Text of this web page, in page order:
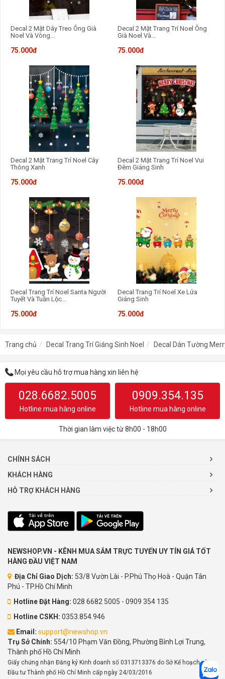
Nhà sách Newshop xin hân hạnh giới thiệu đến bạn đọc!
Decal Trang Trí Merry Christmas Và Bông Tuyết 2
Decal Trang Trí Noel Quả Châu Và Những Người Bạn
Noel
Decal Trang Trí Noel Bảng Merry Christmas Và Những
Người Bạn
Decal 2 Mặt Dây Treo Ông Già
Noel Và Vòng...
75.000đ
Decal 2 Mặt Trang Trí Noel Ông
Già Noel Và...
75.000đ
Decal 2 Mặt Trang Trí Noel Cây
Thông Xanh
75.000đ
Decal 2 Mặt Trang Trí Noel Vui
Đêm Giáng Sinh
75.000đ
Decal Trang Trí Noel Santa Người
Tuyết Và Tuần Lộc...
75.000đ
Decal Trang Trí Noel Xe Lửa
Giáng Sinh
75.000đ
Trang chủ Decal Trang Trí Giáng Sinh Noel Decal Dán Tường
Mọi yêu cầu hỗ trợ mua hàng xin liên hệ
028.6682.5005
Hotline mua hàng online
0909.354.135
Hotline mua hàng online
Thời gian làm việc từ 8h00 - 18h00
CHÍNH SÁCH
KHÁCH HÀNG
HỖ TRỢ KHÁCH HÀNG
NEWSHOP.VN - KÊNH MUA SẮM TRỰC TUYẾN UY TÍN GIÁ TỐT
HÀNG ĐẦU VIỆT NAM
Địa Chỉ Giao Dịch: 53/8 Vườn Lài - P.Phú Thọ Hoà - Quận Tân
Phú - TP.Hồ Chí Minh
Hotline Đặt Hàng: 028 6682 5005 - 0909 354 135
Hotline CSKH: 0353.854.946
Email: support@newshop.vn
Trụ Sở Chính: 554/10 Phạm Văn Đồng, Phường Bình Lợi Trung,
Thành phố Hồ Chí Minh
Giấy chứng nhận Đăng ký Kinh doanh số 0313713376 do Sở Kế hoạch và
Đầu tư Thành phố Hồ Chí Minh cấp ngày 24/03/2016